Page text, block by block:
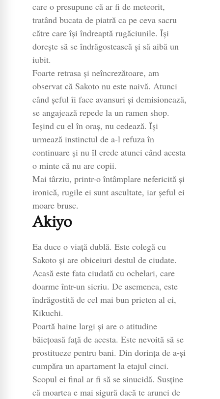
care o presupune că ar fi de meteorit,
tratând bucata de piatră ca pe ceva sacru
către care îşi îndreaptă rugăciunile. Îşi
doreşte să se îndrăgostească şi să aibă un
iubit.
Foarte retrasa şi neîncrezătoare, am
observat că Sakoto nu este naivă. Atunci
când şeful îi face avansuri şi demisionează,
se angajează repede la un ramen shop.
Ieşind cu el în oraş, nu cedează. Își
urmează instinctul de a-l refuza în
continuare şi nu îl crede atunci când acesta
o minte că nu are copii.
Mai târziu, printr-o întâmplare nefericită şi
ironică, rugile ei sunt ascultate, iar şeful ei
moare brusc.
Akiyo
Ea duce o viaţă dublă. Este colegă cu
Sakoto și are obiceiuri destul de ciudate.
Acasă este fata ciudată cu ochelari, care
doarme într-un sicriu. De asemenea, este
îndrăgostită de cel mai bun prieten al ei,
Kikuchi.
Poartă haine largi şi are o atitudine
băieţoasă faţă de acesta. Este nevoită să se
prostitueze pentru bani. Din dorința de a-și
cumpăra un apartament la etajul cinci.
Scopul ei final ar fi să se sinucidă. Susține
că moartea e mai sigură dacă te arunci de